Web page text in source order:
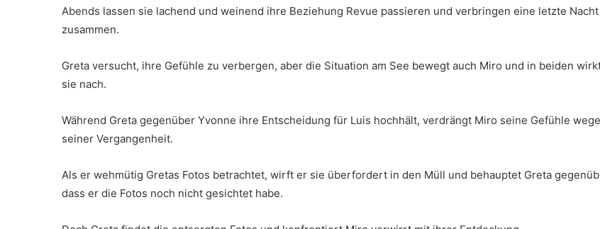
Abends lassen sie lachend und weinend ihre Beziehung Revue passieren und verbringen eine letzte Nacht
zusammen.
Greta versucht, ihre Gefühle zu verbergen, aber die Situation am See bewegt auch Miro und in beiden
sie nach.
Während Greta gegenüber Yvonne ihre Entscheidung für Luis hochhält, verdrängt Miro seine Gefühle
seiner Vergangenheit.
Als er wehmütig Gretas Fotos betrachtet, wirft er sie überfordert in den Müll und behauptet Greta
dass er die Fotos noch nicht gesichtet habe.